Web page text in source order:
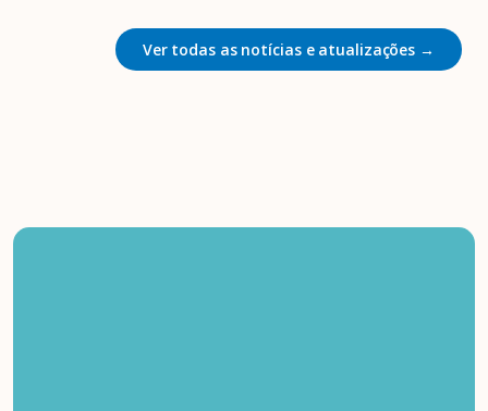
Ver todas as notícias e atualizações →